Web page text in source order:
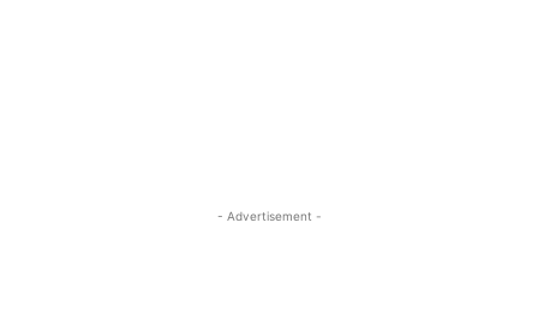
- Advertisement -